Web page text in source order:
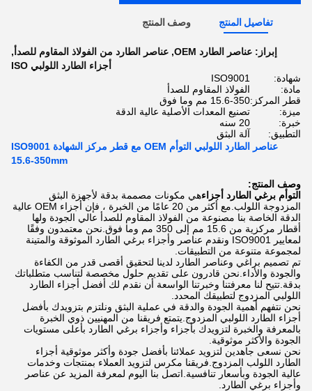
تفاصيل المنتج وصف المنتج
إبراز: عناصر الطارد OEM , عناصر الطارد من الفولاذ المقاوم للصدأ ,
أجزاء الطارد اللولبي ISO
شهادة:
ISO9001
مادة:
الفولاذ المقاوم للصدأ
قطر المركز:15.6-350 مم وما فوق
ميزة:
تصنيع المعدات الأصلية عالية الدقة
خبرة:
20 سنه
التطبيق:
آلة البثق
عناصر الطارد اللولبي التوأم OEM مع قطر مركز الشهادة ISO9001
15.6-350mm
وصف المنتج:
التوأم برغي الطارد أجزاءهي مكونات مصممة بدقة لأجهزة البثق
المزدوجة اللولب.مع أكثر من 20 عامًا من الخبرة ، فإن أجزاء OEM عالية
الدقة الخاصة بنا مصنوعة من الفولاذ المقاوم للصدأ عالي الجودة ولها
أقطار مركزية من 15.6 مم إلى 350 مم وما فوق.نحن معتمدون وفقًا
لمعايير ISO9001 ونقدم عناصر وأجزاء برغي الطارد الموثوقة والمتينة
لمجموعة متنوعة من التطبيقات.
تم تصميم براغي وعناصر الطارد لدينا لتحقيق أقصى قدر من الكفاءة
والجودة والأداء.نحن قادرون على تقديم حلول مخصصة لتناسب متطلباتك
بدقة.تتيح لنا معرفتنا وخبرتنا الواسعة أن نقدم لك أفضل أجزاء الطارد
اللولبي المزدوج لتطبيقك المحدد.
نحن نتفهم أهمية الجودة والدقة في عملية البثق ونلتزم بتزويدك بأفضل
أجزاء الطارد اللولبي المزدوج.يتمتع فريقنا من المهنيين ذوي الخبرة
بالمعرفة والخبرة لتزويدك بأجزاء وأجزاء برغي الطارد بأعلى مستويات
الجودة والأكثر موثوقية.
نحن نسعى جاهدين لتزويد عملائنا بأفضل جودة وأكثر موثوقية أجزاء
الطارد اللولب المزدوج.فريقنا مكرس لتزويد العملاء بمنتجات وخدمات
عالية الجودة وبأسعار تنافسية.اتصل بنا اليوم لمعرفة المزيد عن عناصر
وأجزاء برغي الطارد.